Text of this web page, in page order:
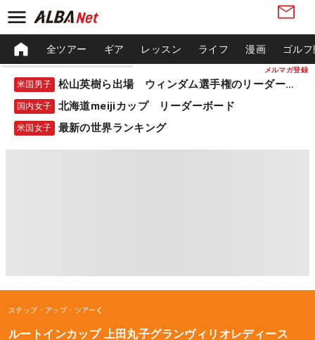
メルマガ登録
全ツアー ギア レッスン ライフ 漫画 ゴル
米国男子 松山英樹ら出場 ウィンダム選手権のリーダーボード
国内女子 北海道meijiカップ リーダーボード
米国女子 最新の世界ランキング
ステップ・アップ・ツアー
ルートインカップ 上田丸子グランヴィリオレディース